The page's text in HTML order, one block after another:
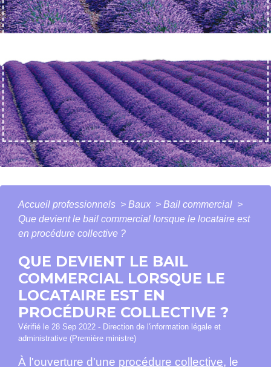
Accueil professionnels > Baux > Bail commercial >
Que devient le bail commercial lorsque le locataire est
en procédure collective ?
QUE DEVIENT LE BAIL
COMMERCIAL LORSQUE LE
LOCATAIRE EST EN
PROCÉDURE COLLECTIVE ?
Vérifié le 28 Sep 2022 - Direction de l'information légale et
administrative (Première ministre)
À l'ouverture d'une procédure collective, le